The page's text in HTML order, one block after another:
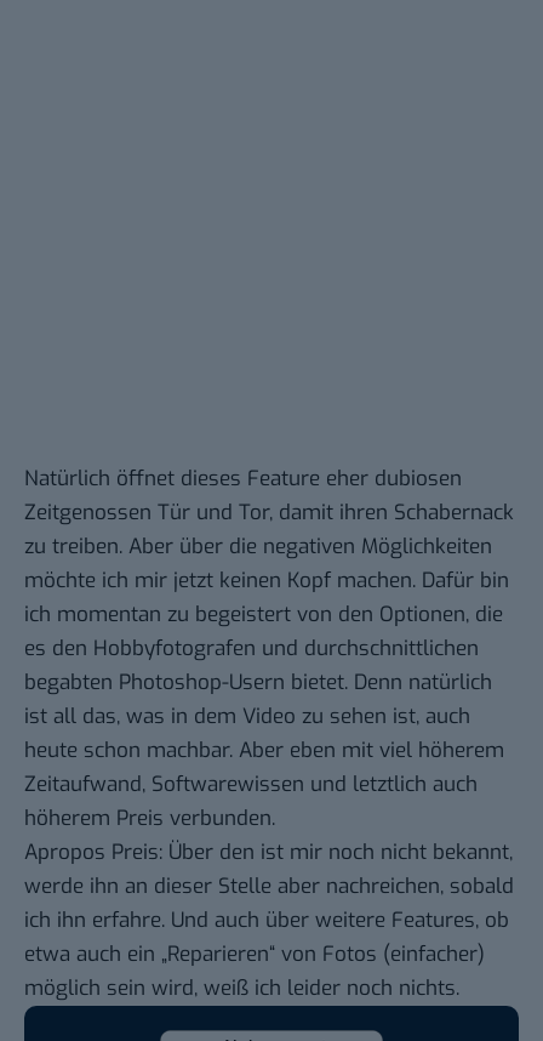
Natürlich öffnet dieses Feature eher dubiosen
Zeitgenossen Tür und Tor, damit ihren Schabernack
zu treiben. Aber über die negativen Möglichkeiten
möchte ich mir jetzt keinen Kopf machen. Dafür bin
ich momentan zu begeistert von den Optionen, die
es den Hobbyfotografen und durchschnittlichen
begabten Photoshop-Usern bietet. Denn natürlich
ist all das, was in dem Video zu sehen ist, auch
heute schon machbar. Aber eben mit viel höherem
Zeitaufwand, Softwarewissen und letztlich auch
höherem Preis verbunden.
Apropos Preis: Über den ist mir noch nicht bekannt,
werde ihn an dieser Stelle aber nachreichen, sobald
ich ihn erfahre. Und auch über weitere Features, ob
etwa auch ein „Reparieren“ von Fotos (einfacher)
möglich sein wird, weiß ich leider noch nichts.